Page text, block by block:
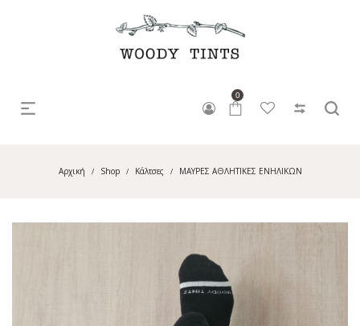
0
Αρχική / Shop / Κάλτσες / ΜΑΥΡΕΣ ΑΘΛΗΤΙΚΕΣ ΕΝΗΛΙΚΩΝ